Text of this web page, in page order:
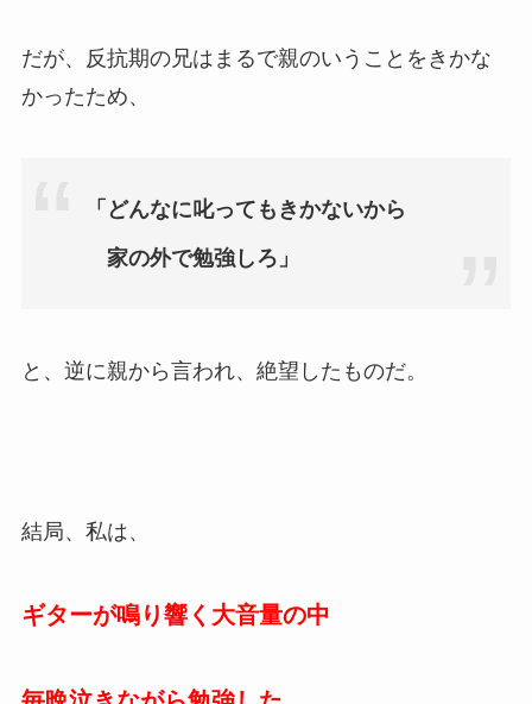
だが、反抗期の兄はまるで親のいうことをきかな
かったため、
「どんなに叱ってもきかないから
家の外で勉強しろ」
と、逆に親から言われ、絶望したものだ。
結局、私は、
ギターが鳴り響く大音量の中